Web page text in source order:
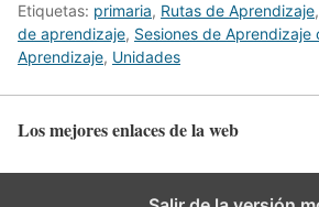
Etiquetas: primaria, Rutas de Aprendizaje,
de aprendizaje, Sesiones de Aprendizaje
Aprendizaje, Unidades
Los mejores enlaces de la web